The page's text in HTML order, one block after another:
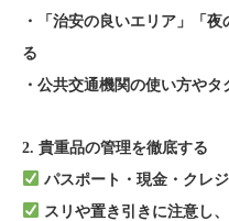
・「治安の良いエリア」「
る
・公共交通機関の使い方や
2. 貴重品の管理を徹底する
パスポート・現金・クレ
スリや置き引きに注意し